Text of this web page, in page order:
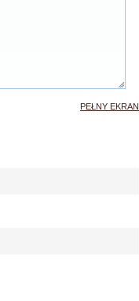
PEŁNY EKRAN